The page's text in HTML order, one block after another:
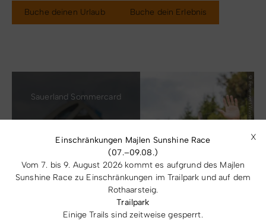
X
Einschränkungen Majlen Sunshine Race
(07.–09.08.)
Vom 7. bis 9. August 2026 kommt es aufgrund des Majlen
Sunshine Race zu Einschränkungen im Trailpark und auf dem
Rothaarsteig.
Trailpark
Einige Trails sind zeitweise gesperrt.
Buche deinen Urlaub
Buche dein Erlebnis
© Ferienwelt Winterberg / Stephan Peters
Sauerland Sommercard